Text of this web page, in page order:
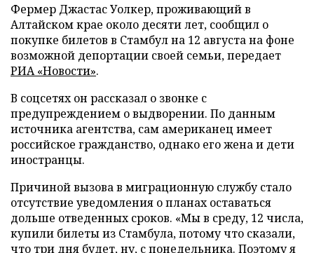
Фермер Джастас Уолкер, проживающий в
Алтайском крае около десяти лет, сообщил о
покупке билетов в Стамбул на 12 августа на фоне
возможной депортации своей семьи, передает
РИА «Новости».
В соцсетях он рассказал о звонке с
предупреждением о выдворении. По данным
источника агентства, сам американец имеет
российское гражданство, однако его жена и дети
иностранцы.
Причиной вызова в миграционную службу стало
отсутствие уведомления о планах оставаться
дольше отведенных сроков. «Мы в среду, 12 числа,
купили билеты из Стамбула, потому что сказали,
что три дня будет, ну, с понедельника. Поэтому я